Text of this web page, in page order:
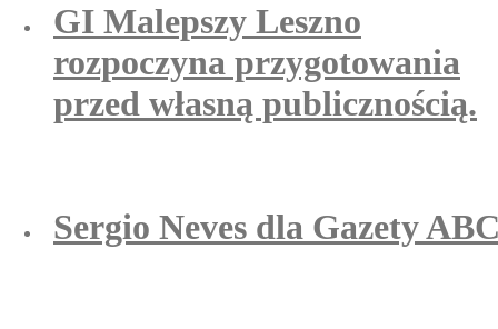
GI Malepszy Leszno
rozpoczyna przygotowania
przed własną publicznością.
Sergio Neves dla Gazety